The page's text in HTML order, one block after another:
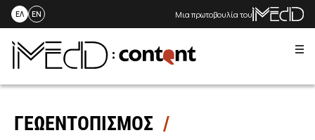
Skip
content
ΕΛ EN Μια πρωτοβουλία του
ΓΕΩΕΝΤΟΠΙΣΜΟΣ